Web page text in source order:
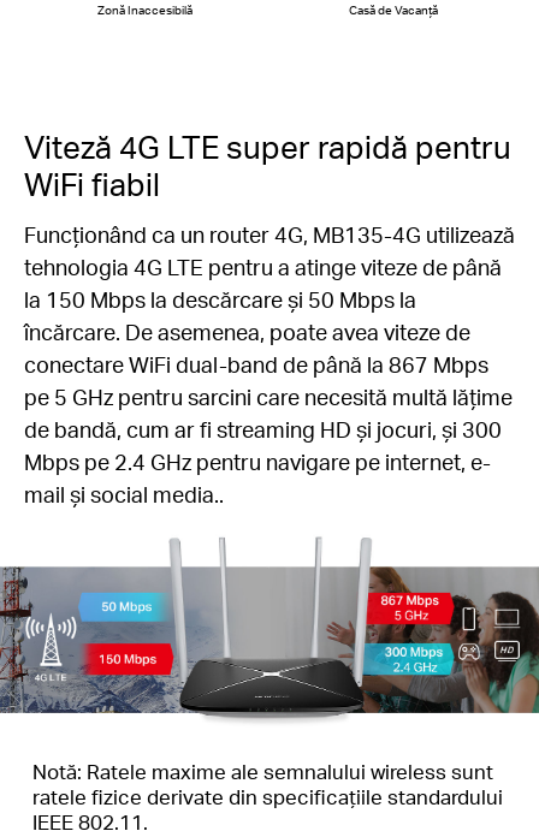
Zonă Inaccesibilă Casă de Vacanță
Viteză 4G LTE super rapidă pentru
WiFi fiabil
Funcționând ca un router 4G, MB135-4G utilizează
tehnologia 4G LTE pentru a atinge viteze de până
la 150 Mbps la descărcare și 50 Mbps la
încărcare. De asemenea, poate avea viteze de
conectare WiFi dual-band de până la 867 Mbps
pe 5 GHz pentru sarcini care necesită multă lățime
de bandă, cum ar fi streaming HD și jocuri, și 300
Mbps pe 2.4 GHz pentru navigare pe internet, e-
mail și social media..
Notă: Ratele maxime ale semnalului wireless sunt
ratele fizice derivate din specificațiile standardului
IEEE 802.11.